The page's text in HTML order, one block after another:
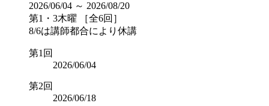
2026/06/04 ～ 2026/08/20
第1・3木曜 ［全6回］
8/6は講師都合により休講
第1回
2026/06/04
第2回
2026/06/18